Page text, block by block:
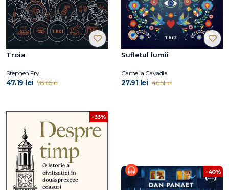
Troia
Stephen Fry
47.19 lei 78.65 lei
Sufletul lumii
Camelia Cavadia
27.91 lei 46.51 lei
-33%
-40%